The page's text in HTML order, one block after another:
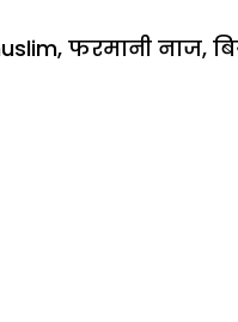
, फरमानी नाज,